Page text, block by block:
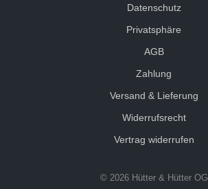
Datenschutz
Privatsphäre
AGB
Zahlung
Versand & Lieferung
Widerrufsrecht
Vertrag widerrufen
© 2026 Hütter & Hütter OG